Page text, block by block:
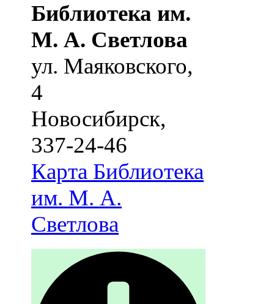
Библиотека им.
М. А. Светлова
ул. Маяковского,
4
Новосибирск,
337-24-46
Карта Библиотека
им. М. А.
Светлова